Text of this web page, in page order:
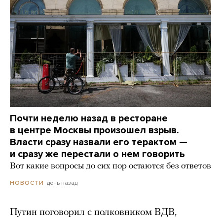
Почти неделю назад в ресторане
в центре Москвы произошел взрыв.
Власти сразу назвали его терактом —
и сразу же перестали о нем говорить
Вот какие вопросы до сих пор остаются без ответов
НОВОСТИ день назад
Путин поговорил с полковником ВДВ,